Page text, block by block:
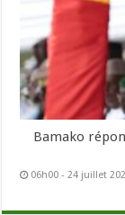
Bamako
06h00 - 24 juillet